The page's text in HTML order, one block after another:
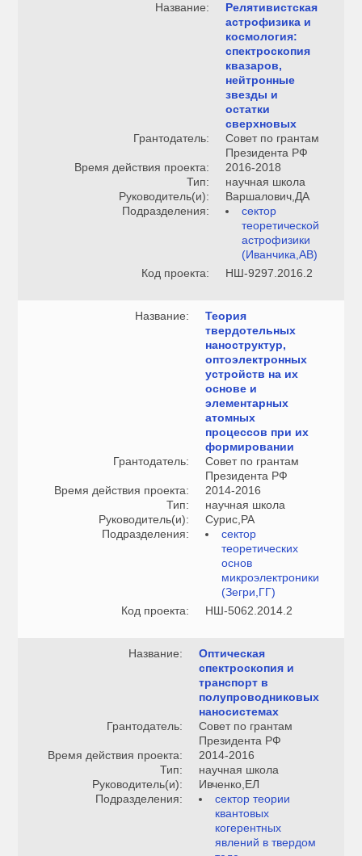
Название:
Релятивистская
астрофизика и
космология:
спектроскопия
квазаров,
нейтронные
звезды и
остатки
сверхновых
Грантодатель:
Совет по грантам
Президента РФ
Время действия проекта:
2016-2018
Тип:
научная школа
Руководитель(и):
Варшалович,ДА
Подразделения:
сектор
теоретической
астрофизики
(Иванчика,АВ)
Код проекта:
НШ-9297.2016.2
Название:
Теория
твердотельных
наноструктур,
оптоэлектронных
устройств на их
основе и
элементарных
атомных
процессов при их
формировании
Грантодатель:
Совет по грантам
Президента РФ
Время действия проекта:
2014-2016
Тип:
научная школа
Руководитель(и):
Сурис,РА
Подразделения:
сектор
теоретических
основ
микроэлектроники
(Зегри,ГГ)
Код проекта:
НШ-5062.2014.2
Название:
Оптическая
спектроскопия и
транспорт в
полупроводниковых
наносистемах
Грантодатель:
Совет по грантам
Президента РФ
Время действия проекта:
2014-2016
Тип:
научная школа
Руководитель(и):
Ивченко,ЕЛ
Подразделения:
сектор теории
квантовых
когерентных
явлений в твердом